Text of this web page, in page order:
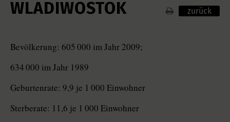
WLADIWOSTOK zurück
Bevölkerung: 605 000 im Jahr 2009;
634 000 im Jahr 1989
Geburtenrate: 9,9 je 1 000 Einwohner
Sterberate: 11,6 je 1 000 Einwohner